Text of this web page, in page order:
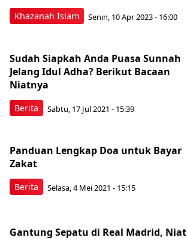
Khazanah Islam Senin, 10 Apr 2023 - 16:00
Berita
Sudah Siapkah Anda Puasa Sunnah
Jelang Idul Adha? Berikut Bacaan
Niatnya
Sabtu, 17 Jul 2021 - 15:39
Berita
Panduan Lengkap Doa untuk Bayar
Zakat
Selasa, 4 Mei 2021 - 15:15
Gantung Sepatu di Real Madrid, Niat